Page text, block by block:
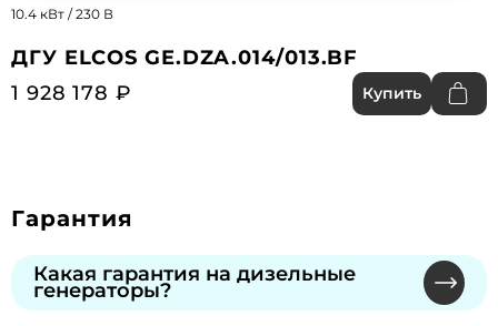
10.4 кВт / 230 В
ДГУ ELCOS GE.DZA.014/013.BF
1 928 178 ₽
Купить
Гарантия
Какая гарантия на дизельные
генераторы?